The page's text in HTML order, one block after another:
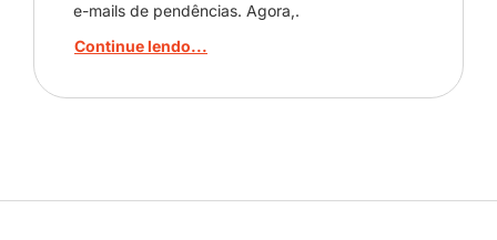
e-mails de pendências. Agora,.
Continue lendo...